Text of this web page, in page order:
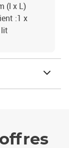
(l x L)
:1 x